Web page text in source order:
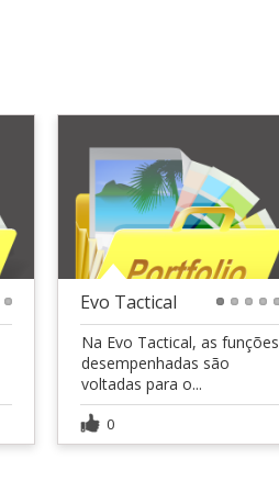
Evo Tactical
Na Evo Tactical, as funções
desempenhadas são
voltadas para o...
0